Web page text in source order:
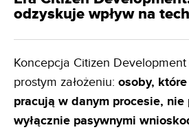
odzyskuje wpływ na
Koncepcja Citizen
prostym założeniu: osoby,
pracują w danym procesie, nie
wyłącznie pasywnymi